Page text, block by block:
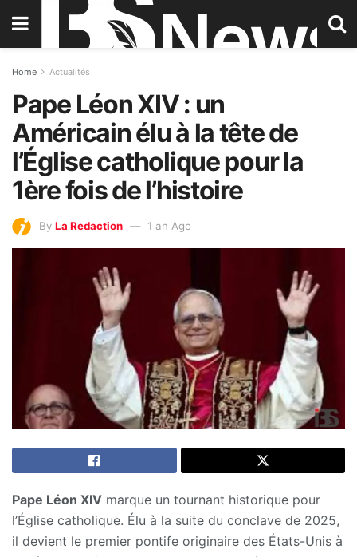
Home Actualités
Pape Léon XIV : un
Américain élu à la tête de
l’Église catholique pour la
1ère fois de l’histoire
By La Redaction 1 an Ago
Pape Léon XIV marque un tournant historique pour
l’Église catholique. Élu à la suite du conclave de 2025,
il devient le premier pontife originaire des États-Unis à